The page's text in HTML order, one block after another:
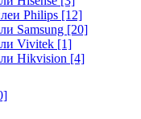
Philips [12]
Samsung [20]
Vivitek [1]
Hikvision [4]